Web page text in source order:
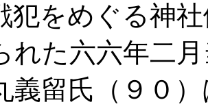
をめぐる神
れた六六年二
義留氏（９０